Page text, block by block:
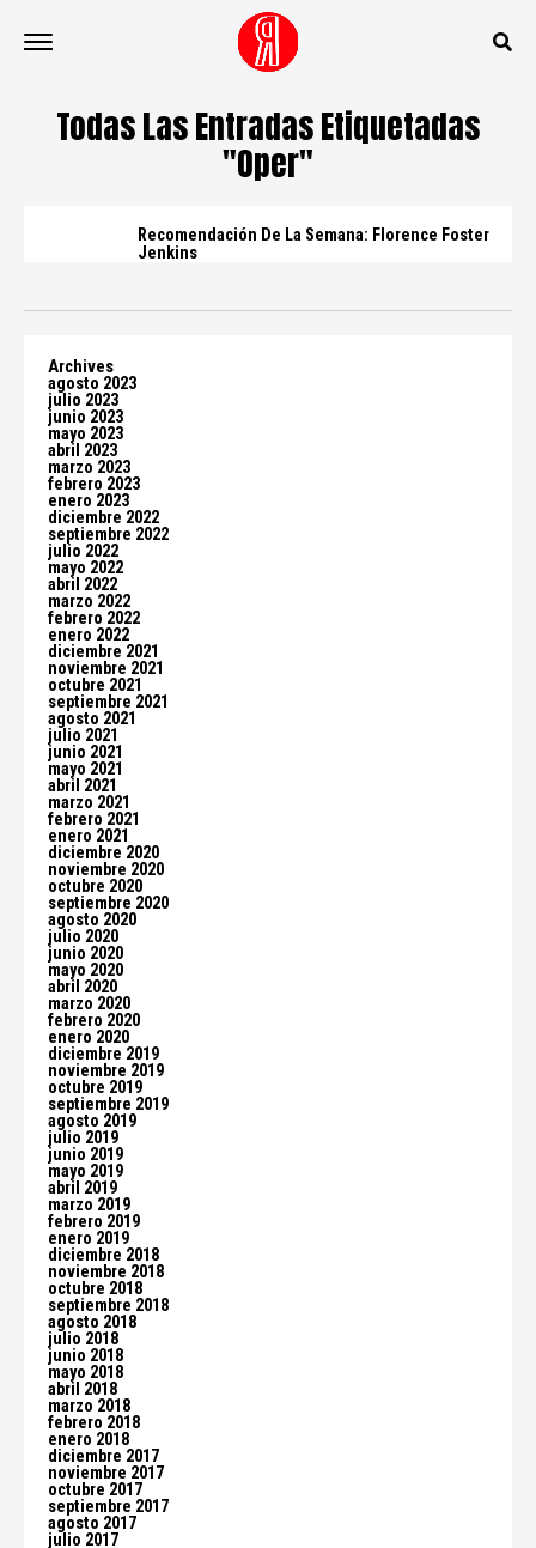
Todas Las Entradas Etiquetadas
"oper"
Recomendación De La Semana: Florence Foster
Jenkins
Archives
agosto 2023
julio 2023
junio 2023
mayo 2023
abril 2023
marzo 2023
febrero 2023
enero 2023
diciembre 2022
septiembre 2022
julio 2022
mayo 2022
abril 2022
marzo 2022
febrero 2022
enero 2022
diciembre 2021
noviembre 2021
octubre 2021
septiembre 2021
agosto 2021
julio 2021
junio 2021
mayo 2021
abril 2021
marzo 2021
febrero 2021
enero 2021
diciembre 2020
noviembre 2020
octubre 2020
septiembre 2020
agosto 2020
julio 2020
junio 2020
mayo 2020
abril 2020
marzo 2020
febrero 2020
enero 2020
diciembre 2019
noviembre 2019
octubre 2019
septiembre 2019
agosto 2019
julio 2019
junio 2019
mayo 2019
abril 2019
marzo 2019
febrero 2019
enero 2019
diciembre 2018
noviembre 2018
octubre 2018
septiembre 2018
agosto 2018
julio 2018
junio 2018
mayo 2018
abril 2018
marzo 2018
febrero 2018
enero 2018
diciembre 2017
noviembre 2017
octubre 2017
septiembre 2017
agosto 2017
julio 2017